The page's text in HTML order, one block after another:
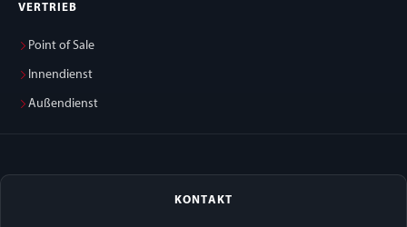
VERTRIEB
Point of Sale
Innendienst
Außendienst
KONTAKT